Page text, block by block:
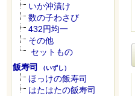
いか沖漬け
数の子わさび
432円均一
その他
セットもの
飯寿司
（いずし）
ほっけの飯寿司
はたはたの飯寿司